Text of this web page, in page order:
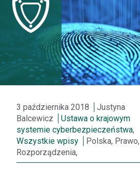
3 października 2018
Justyna
Balcewicz
Ustawa o krajowym
systemie cyberbezpieczeństwa,
Wszystkie wpisy
Polska, Prawo,
Rozporządzenia,